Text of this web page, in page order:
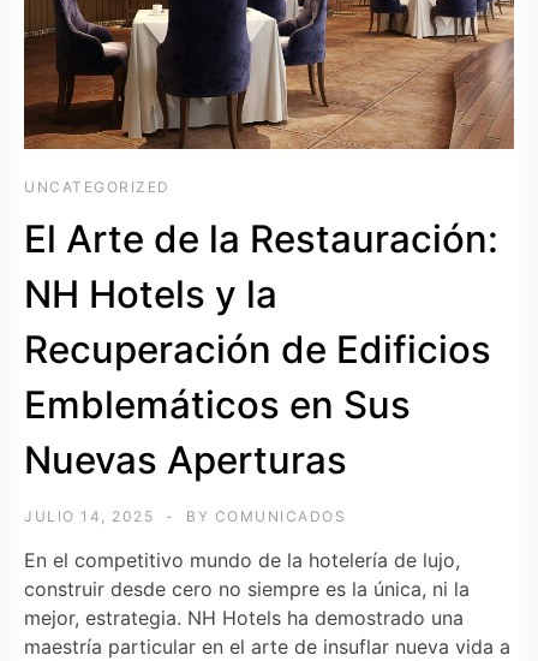
UNCATEGORIZED
El Arte de la Restauración:
NH Hotels y la
Recuperación de Edificios
Emblemáticos en Sus
Nuevas Aperturas
JULIO 14, 2025 BY COMUNICADOS
En el competitivo mundo de la hotelería de lujo,
construir desde cero no siempre es la única, ni la
mejor, estrategia. NH Hotels ha demostrado una
maestría particular en el arte de insuflar nueva vida a